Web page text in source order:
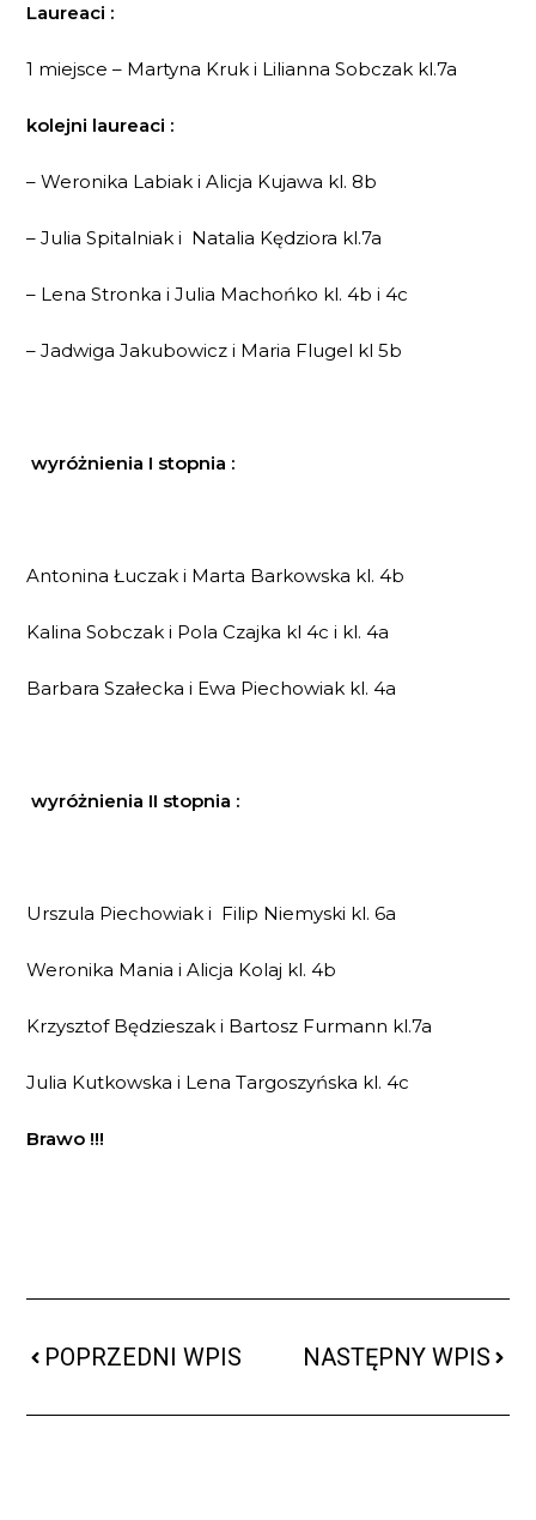
Laureaci :
1 miejsce – Martyna Kruk i Lilianna Sobczak kl.7a
kolejni laureaci :
– Weronika Labiak i Alicja Kujawa kl. 8b
– Julia Spitalniak i Natalia Kędziora kl.7a
– Lena Stronka i Julia Machońko kl. 4b i 4c
– Jadwiga Jakubowicz i Maria Flugel kl 5b
wyróżnienia I stopnia :
Antonina Łuczak i Marta Barkowska kl. 4b
Kalina Sobczak i Pola Czajka kl 4c i kl. 4a
Barbara Szałecka i Ewa Piechowiak kl. 4a
wyróżnienia II stopnia :
Urszula Piechowiak i Filip Niemyski kl. 6a
Weronika Mania i Alicja Kolaj kl. 4b
Krzysztof Będzieszak i Bartosz Furmann kl.7a
Julia Kutkowska i Lena Targoszyńska kl. 4c
Brawo !!!
POPRZEDNI WPIS NASTĘPNY WPIS